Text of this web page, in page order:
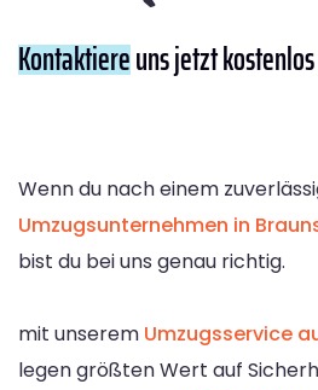
Kontaktiereuns jetzt
Wenn du nach einem
Umzugsunternehmen in
bist du bei uns genau richtig.
mit unserem Umzugsservice
legen größten Wert auf